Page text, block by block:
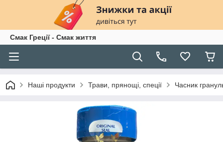
Смак Греції - Смак життя
Наші продукти Трави, прянощі, спеції Часник